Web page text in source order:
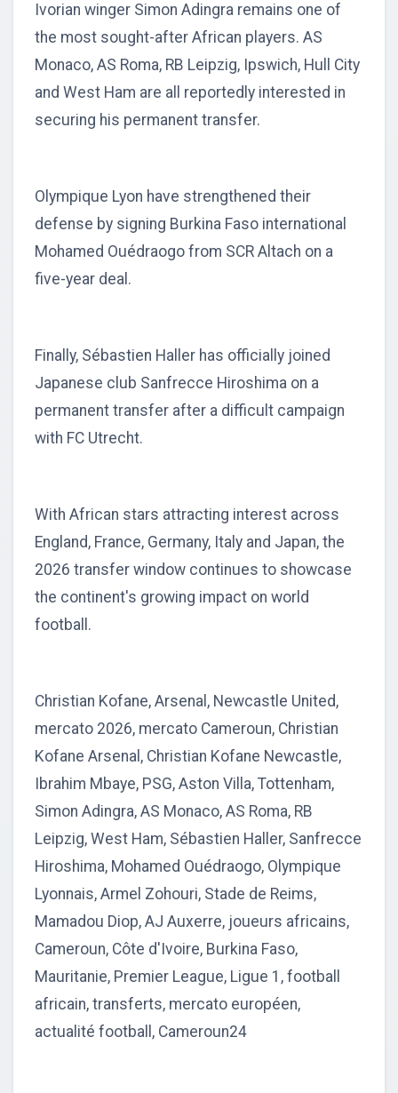
Ivorian winger Simon Adingra remains one of
the most sought-after African players. AS
Monaco, AS Roma, RB Leipzig, Ipswich, Hull City
and West Ham are all reportedly interested in
securing his permanent transfer.
Olympique Lyon have strengthened their
defense by signing Burkina Faso international
Mohamed Ouédraogo from SCR Altach on a
five-year deal.
Finally, Sébastien Haller has officially joined
Japanese club Sanfrecce Hiroshima on a
permanent transfer after a difficult campaign
with FC Utrecht.
With African stars attracting interest across
England, France, Germany, Italy and Japan, the
2026 transfer window continues to showcase
the continent's growing impact on world
football.
Christian Kofane, Arsenal, Newcastle United,
mercato 2026, mercato Cameroun, Christian
Kofane Arsenal, Christian Kofane Newcastle,
Ibrahim Mbaye, PSG, Aston Villa, Tottenham,
Simon Adingra, AS Monaco, AS Roma, RB
Leipzig, West Ham, Sébastien Haller, Sanfrecce
Hiroshima, Mohamed Ouédraogo, Olympique
Lyonnais, Armel Zohouri, Stade de Reims,
Mamadou Diop, AJ Auxerre, joueurs africains,
Cameroun, Côte d'Ivoire, Burkina Faso,
Mauritanie, Premier League, Ligue 1, football
africain, transferts, mercato européen,
actualité football, Cameroun24